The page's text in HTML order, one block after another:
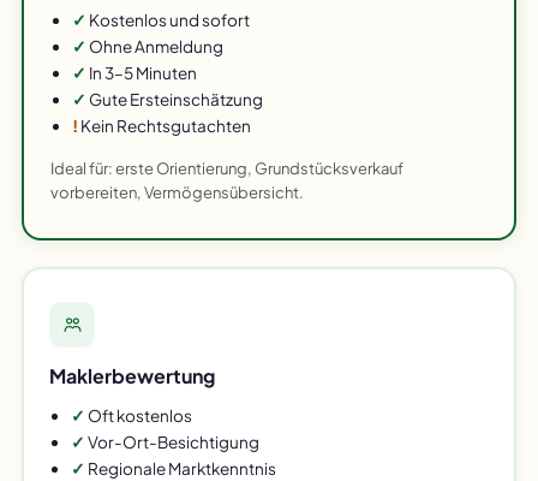
✓ Kostenlos und sofort
✓ Ohne Anmeldung
✓ In 3–5 Minuten
✓ Gute Ersteinschätzung
! Kein Rechtsgutachten
Ideal für: erste Orientierung, Grundstücksverkauf
vorbereiten, Vermögensübersicht.
Maklerbewertung
✓ Oft kostenlos
✓ Vor-Ort-Besichtigung
✓ Regionale Marktkenntnis